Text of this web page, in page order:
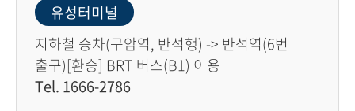
유성터미널
지하철 승차(구암역, 반석행) -> 반석역(6번
출구)[환승] BRT 버스(B1) 이용
Tel. 1666-2786